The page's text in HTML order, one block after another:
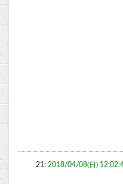
21: 2018/04/08(日)